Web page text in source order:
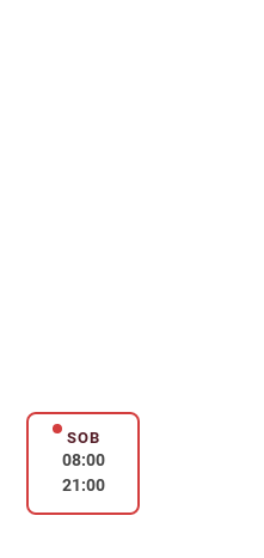
SOBsobota
08:00
21:00